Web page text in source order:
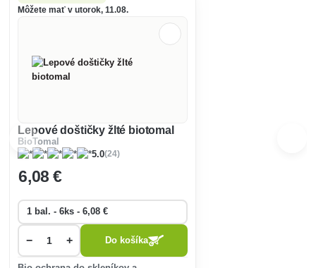
Môžete mať v utorok, 11.08.
Lepové doštičky žlté biotomal
BioTomal
5.0(24)
6,08 €
− + Do košíka